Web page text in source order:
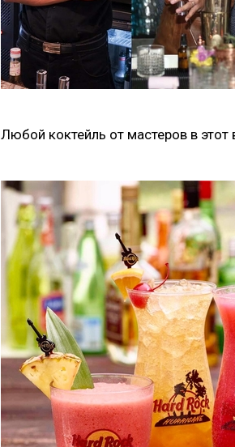
Любой коктейль от мастеров в